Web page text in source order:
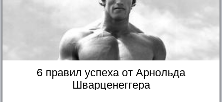
6 правил успеха от Арнольда
Шварценеггера